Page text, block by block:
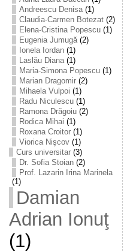
Andreescu Denisa(1)
Claudia-Carmen Botezat(2)
Elena-Cristina Popescu(1)
Eugenia Jumugă(2)
Ionela Iordan(1)
Laslău Diana(1)
Maria-Simona Popescu(1)
Marian Dragomir(2)
Mihaela Vulpoi (1)
Radu Niculescu(1)
Ramona Drăgoiu(2)
Rodica Mihai (1)
Roxana Croitor(1)
Viorica Nişcov(1)
Curs universitar(3)
Dr. Sofia Stoian(2)
Prof. Lazarin Irina Marinela
(1)
Damian
Adrian Ionuţ
(1)